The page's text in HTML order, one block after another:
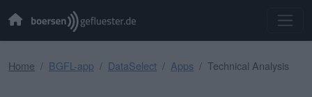
Home BGFL-app DataSelect Apps Technical Analysis